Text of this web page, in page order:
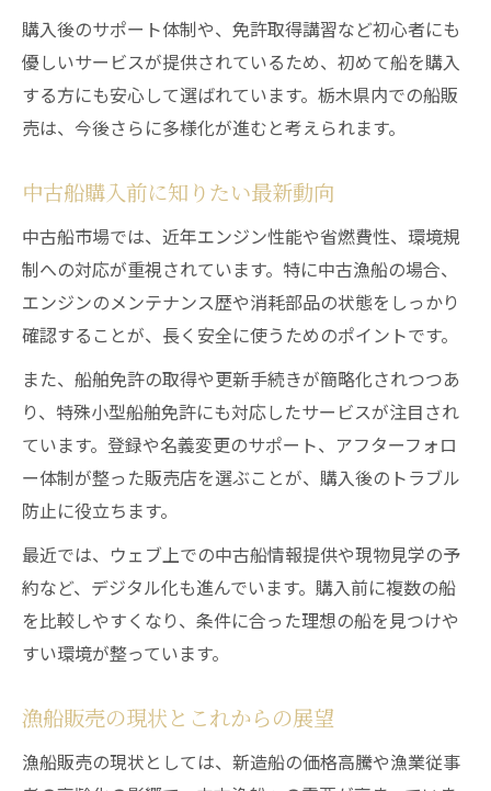
購入後のサポート体制や、免許取得講習など初心者にも
優しいサービスが提供されているため、初めて船を購入
する方にも安心して選ばれています。栃木県内での船販
売は、今後さらに多様化が進むと考えられます。
中古船購入前に知りたい最新動向
中古船市場では、近年エンジン性能や省燃費性、環境規
制への対応が重視されています。特に中古漁船の場合、
エンジンのメンテナンス歴や消耗部品の状態をしっかり
確認することが、長く安全に使うためのポイントです。
また、船舶免許の取得や更新手続きが簡略化されつつあ
り、特殊小型船舶免許にも対応したサービスが注目され
ています。登録や名義変更のサポート、アフターフォロ
ー体制が整った販売店を選ぶことが、購入後のトラブル
防止に役立ちます。
最近では、ウェブ上での中古船情報提供や現物見学の予
約など、デジタル化も進んでいます。購入前に複数の船
を比較しやすくなり、条件に合った理想の船を見つけや
すい環境が整っています。
漁船販売の現状とこれからの展望
漁船販売の現状としては、新造船の価格高騰や漁業従事